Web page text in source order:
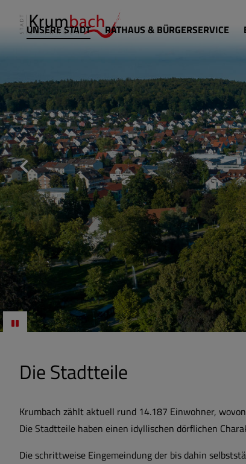
UNSERE STADT RATHAUS & BÜRGERSERVICE
Die Stadtteile
Krumbach zählt aktuell rund 14.187 Einwohner,
Die Stadtteile haben einen idyllischen dörflichen
Die schrittweise Eingemeindung der bis dahin